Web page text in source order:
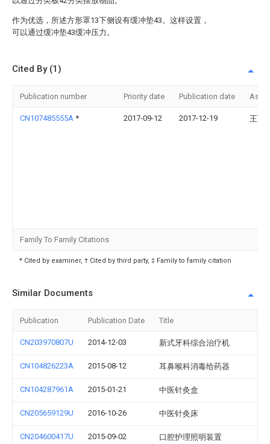
作为优选，所述方形罩13下侧设有缓冲垫43。这样设置，
可以通过缓冲垫43缓冲压力。
Cited By (1)
Publication number Priority date Publication date
CN107485555A * 2017-09-12 2017-12-19 王丽
Family To Family Citations
* Cited by examiner, † Cited by third party, ‡ Family to family citation
Similar Documents
Publication Publication Date Title
CN203970807U 2014-12-03 新式牙科综合治疗机
CN104826223A 2015-08-12 耳鼻喉科消毒给药器
CN104287961A 2015-01-21 中医针灸盒
CN205659129U 2016-10-26 中医针灸床
CN204600417U 2015-09-02 口腔护理照明装置